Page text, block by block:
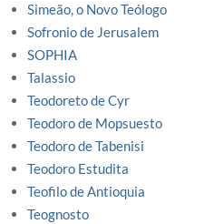
Simeão, o Novo Teólogo
Sofronio de Jerusalem
SOPHIA
Talassio
Teodoreto de Cyr
Teodoro de Mopsuesto
Teodoro de Tabenisi
Teodoro Estudita
Teofilo de Antioquia
Teognosto